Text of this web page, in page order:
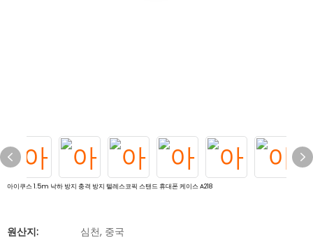
아이쿠스 1.5m 낙하 방지 충격 방지 텔레스코픽 스탠드 휴대폰 케이스 A218
원산지:
심천, 중국